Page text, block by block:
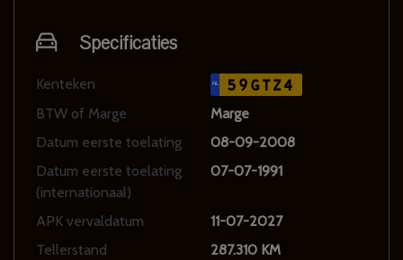
Specificaties
Kenteken NL 59GTZ4
BTW of Marge
Marge
Datum eerste toelating
08-09-2008
Datum eerste toelating
(internationaal)
07-07-1991
APK vervaldatum
11-07-2027
Tellerstand
287.310 KM